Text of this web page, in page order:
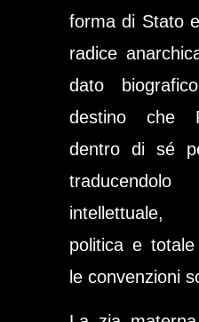
forma di Stato
radice
dato
destino che
dentro di sé
intellettuale,
politica e
le convenzioni